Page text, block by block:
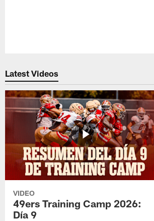
Latest Videos
VIDEO
49ers Training Camp 2026:
Día 9